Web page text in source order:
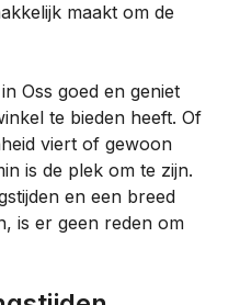
maakt om de
Oss goed en geniet
te bieden heeft. Of
viert of gewoon
is de plek om te zijn.
en een breed
is er geen reden om